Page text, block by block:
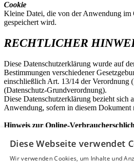
Cookie
Kleine Datei, die von der Anwendung im
gespeichert wird.
RECHTLICHER
Diese Datenschutzerklärung wurde auf
Bestimmungen verschiedener
einschließlich Art. 13/14 der Verordnung
(Datenschutz-Grundverordnung).
Diese Datenschutzerklärung bezieht sich
Anwendung, sofern in diesem Dokument
Hinweis zur Online-
Kommission:http://ec.europa.eu/
Diese Webseite verwendet
Wir verwenden Cookies, um Inhalte und